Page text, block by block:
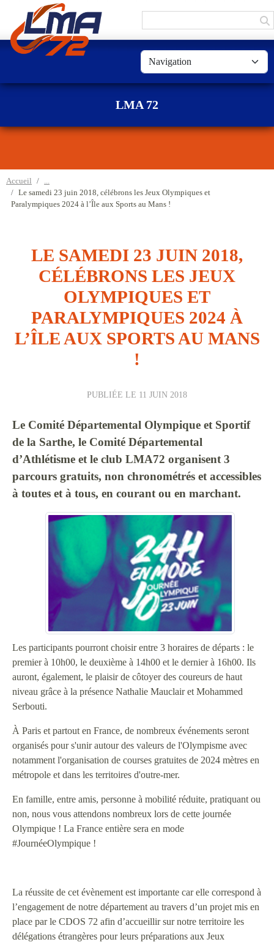
LMA 72
Accueil
Le samedi 23 juin 2018, célébrons les Jeux Olympiques et
Paralympiques 2024 à l’Île aux Sports au Mans !
LE SAMEDI 23 JUIN 2018,
CÉLÉBRONS LES JEUX
OLYMPIQUES ET
PARALYMPIQUES 2024 À
L’ÎLE AUX SPORTS AU MANS
!
PUBLIÉE LE 11 JUIN 2018
Le Comité Départemental Olympique et Sportif
de la Sarthe, le Comité Départemental
d’Athlétisme et le club LMA72 organisent 3
parcours gratuits, non chronométrés et accessibles
à toutes et à tous, en courant ou en marchant.
Les participants pourront choisir entre 3 horaires de départs : le
premier à 10h00, le deuxième à 14h00 et le dernier à 16h00. Ils
auront, également, le plaisir de côtoyer des coureurs de haut
niveau grâce à la présence Nathalie Mauclair et Mohammed
Serbouti.
À Paris et partout en France, de nombreux événements seront
organisés pour s'unir autour des valeurs de l'Olympisme avec
notamment l'organisation de courses gratuites de 2024 mètres en
métropole et dans les territoires d'outre-mer.
En famille, entre amis, personne à mobilité réduite, pratiquant ou
non, nous vous attendons nombreux lors de cette journée
Olympique ! La France entière sera en mode
#JournéeOlympique !
La réussite de cet évènement est importante car elle correspond à
l’engagement de notre département au travers d’un projet mis en
place par le CDOS 72 afin d’accueillir sur notre territoire les
délégations étrangères pour leurs préparations aux Jeux
Panneau de gestion des cookies